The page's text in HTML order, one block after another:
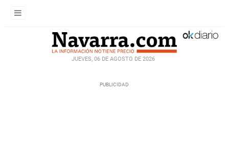
JUEVES, 06 DE AGOSTO DE 2026